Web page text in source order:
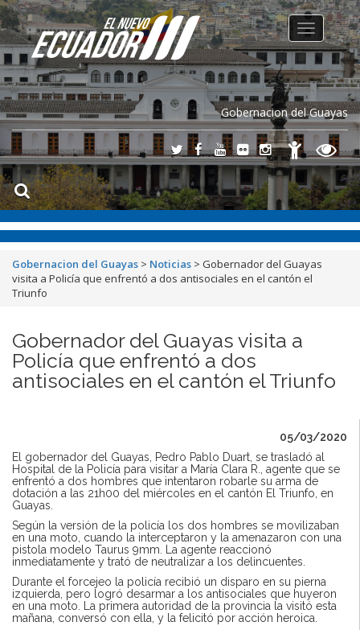
Gobernacion del Guayas
Toggle
navigation
Gobernacion del Guayas > Noticias > Gobernador del Guayas
visita a Policía que enfrentó a dos antisociales en el cantón el
Triunfo
Gobernador del Guayas visita a
Policía que enfrentó a dos
antisociales en el cantón el Triunfo
05/03/2020
El gobernador del Guayas, Pedro Pablo Duart, se trasladó al
Hospital de la Policía para visitar a María Clara R., agente que se
enfrentó a dos hombres que intentaron robarle su arma de
dotación a las 21h00 del miércoles en el cantón El Triunfo, en
Guayas.
Según la versión de la policía los dos hombres se movilizaban
en una moto, cuando la interceptaron y la amenazaron con una
pistola modelo Taurus 9mm. La agente reaccionó
inmediatamente y trató de neutralizar a los delincuentes.
Durante el forcejeo la policía recibió un disparo en su pierna
izquierda, pero logró desarmar a los antisociales que huyeron
en una moto. La primera autoridad de la provincia la visitó esta
mañana, conversó con ella, y la felicitó por acción heroica.